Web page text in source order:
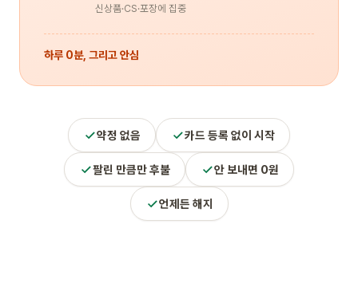
신상품·CS·포장에 집중
하루 0분, 그리고 안심
약정 없음 카드 등록 없이 시작
팔린 만큼만 후불 안 보내면 0원
언제든 해지